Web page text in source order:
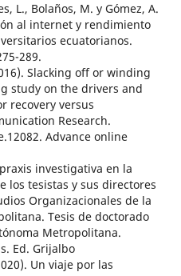
L., Bolaños, M. y Gómez, A.
al internet y rendimiento
ecuatorianos.
289.
Slacking off or winding
study on the drivers and
recovery versus
Research.
Advance online
investigativa en la
los tesistas y sus directores
Organizacionales de la
Tesis de doctorado
Metropolitana.
Ed. Grijalbo
Un viaje por las